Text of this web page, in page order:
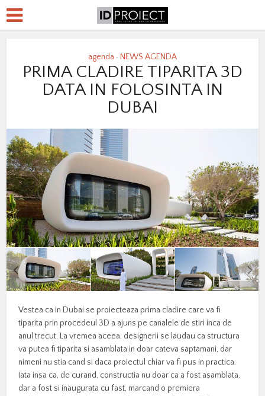
agenda • NEWS AGENDA
PRIMA CLADIRE TIPARITA 3D
DATA IN FOLOSINTA IN
DUBAI
Vestea ca in Dubai se proiecteaza prima cladire care va fi
tiparita prin procedeul 3D a ajuns pe canalele de stiri inca de
anul trecut. La vremea aceea, designerii se laudau ca structura
va putea fi tiparita si asamblata in doar cateva saptamani, dar
nimeni nu stia cand si daca proiectul chiar va fi pus in practica.
Iata insa ca, de curand, constructia nu doar ca a fost asamblata,
dar a fost si inaugurata cu fast, marcand o premiera